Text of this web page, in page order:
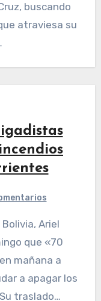
buscando
atraviesa su
que «70
mañana a
a apagar los
traslado…